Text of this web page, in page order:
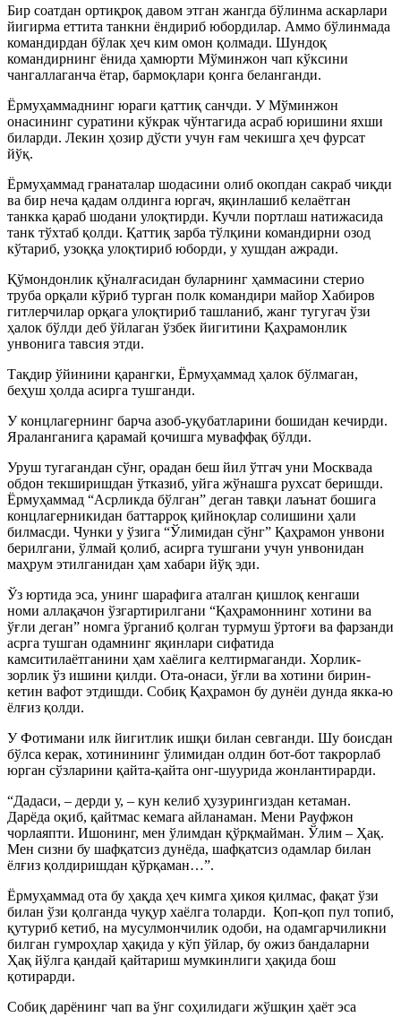
Бир соатдан ортиқроқ давом этган жангда бўлинма аскарлари
йигирма еттита танкни ёндириб юбордилар. Аммо бўлинмада
командирдан бўлак ҳеч ким омон қолмади. Шундоқ
командирнинг ёнида ҳамюрти Мўминжон чап кўксини
чангаллаганча ётар, бармоқлари қонга беланганди.
Ёрмуҳаммаднинг юраги қаттиқ санчди. У Мўминжон
онасининг суратини кўкрак чўнтагида асраб юришини яхши
биларди. Лекин ҳозир дўсти учун ғам чекишга ҳеч фурсат
йўқ.
Ёрмуҳаммад гранаталар шодасини олиб окопдан сакраб чиқди
ва бир неча қадам олдинга юргач, яқинлашиб келаётган
танкка қараб шодани улоқтирди. Кучли портлаш натижасида
танк тўхтаб қолди. Қаттиқ зарба тўлқини командирни озод
кўтариб, узоққа улоқтириб юборди, у хушдан ажради.
Қўмондонлик қўналғасидан буларнинг ҳаммасини стерио
труба орқали кўриб турган полк командири майор Хабиров
гитлерчилар орқага улоқтириб ташланиб, жанг тугугач ўзи
ҳалок бўлди деб ўйлаган ўзбек йигитини Қаҳрамонлик
унвонига тавсия этди.
Тақдир ўйинини қарангки, Ёрмуҳаммад ҳалок бўлмаган,
беҳуш ҳолда асирга тушганди.
У концлагернинг барча азоб-уқубатларини бошидан кечирди.
Яраланганига қарамай қочишга муваффақ бўлди.
Уруш тугагандан сўнг, орадан беш йил ўтгач уни Москвада
обдон текширишдан ўтказиб, уйга жўнашга рухсат беришди.
Ёрмуҳаммад “Асрликда бўлган” деган тавқи лаънат бошига
концлагерникидан баттарроқ қийноқлар солишини ҳали
билмасди. Чунки у ўзига “Ўлимидан сўнг” Қаҳрамон унвони
берилгани, ўлмай қолиб, асирга тушгани учун унвонидан
маҳрум этилганидан ҳам хабари йўқ эди.
Ўз юртида эса, унинг шарафига аталган қишлоқ кенгаши
номи аллақачон ўзгартирилгани “Қаҳрамоннинг хотини ва
ўғли деган” номга ўрганиб қолган турмуш ўртоғи ва фарзанди
асрга тушган одамнинг яқинлари сифатида
камситилаётганини ҳам хаёлига келтирмаганди. Хорлик-
зорлик ўз ишини қилди. Ота-онаси, ўғли ва хотини бирин-
кетин вафот этдишди. Собиқ Қаҳрамон бу дунёи дунда якка-ю
ёлғиз қолди.
У Фотимани илк йигитлик ишқи билан севганди. Шу боисдан
бўлса керак, хотинининг ўлимидан олдин бот-бот такрорлаб
юрган сўзларини қайта-қайта онг-шуурида жонлантирарди.
“Дадаси, – дерди у, – кун келиб ҳузурингиздан кетаман.
Дарёда оқиб, қайтмас кемага айланаман. Мени Рауфжон
чорлаяпти. Ишонинг, мен ўлимдан қўрқмайман. Ўлим – Ҳақ.
Мен сизни бу шафқатсиз дунёда, шафқатсиз одамлар билан
ёлғиз қолдиришдан қўрқаман…”.
Ёрмуҳаммад ота бу ҳақда ҳеч кимга ҳикоя қилмас, фақат ўзи
билан ўзи қолганда чуқур хаёлга толарди. Қоп-қоп пул топиб,
қутуриб кетиб, на мусулмончилик одоби, на одамгарчиликни
билган гумроҳлар ҳақида у кўп ўйлар, бу ожиз бандаларни
Ҳақ йўлга қандай қайтариш мумкинлиги ҳақида бош
қотирарди.
Собиқ дарёнинг чап ва ўнг соҳилидаги жўшқин ҳаёт эса